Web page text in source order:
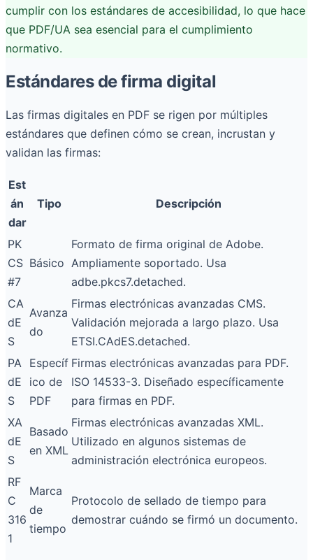
cumplir con los estándares de accesibilidad, lo que hace
que PDF/UA sea esencial para el cumplimiento
normativo.
Estándares de firma digital
Las firmas digitales en PDF se rigen por múltiples
estándares que definen cómo se crean, incrustan y
validan las firmas:
Est
án
dar
Tipo Descripción
PK
CS
#7
Básico
Formato de firma original de Adobe.
Ampliamente soportado. Usa
adbe.pkcs7.detached.
CA
dE
S
Avanza
do
Firmas electrónicas avanzadas CMS.
Validación mejorada a largo plazo. Usa
ETSI.CAdES.detached.
PA
dE
S
Específ
ico de
PDF
Firmas electrónicas avanzadas para PDF.
ISO 14533-3. Diseñado específicamente
para firmas en PDF.
XA
dE
S
Basado
en XML
Firmas electrónicas avanzadas XML.
Utilizado en algunos sistemas de
administración electrónica europeos.
RF
C
316
1
Marca
de
tiempo
Protocolo de sellado de tiempo para
demostrar cuándo se firmó un documento.